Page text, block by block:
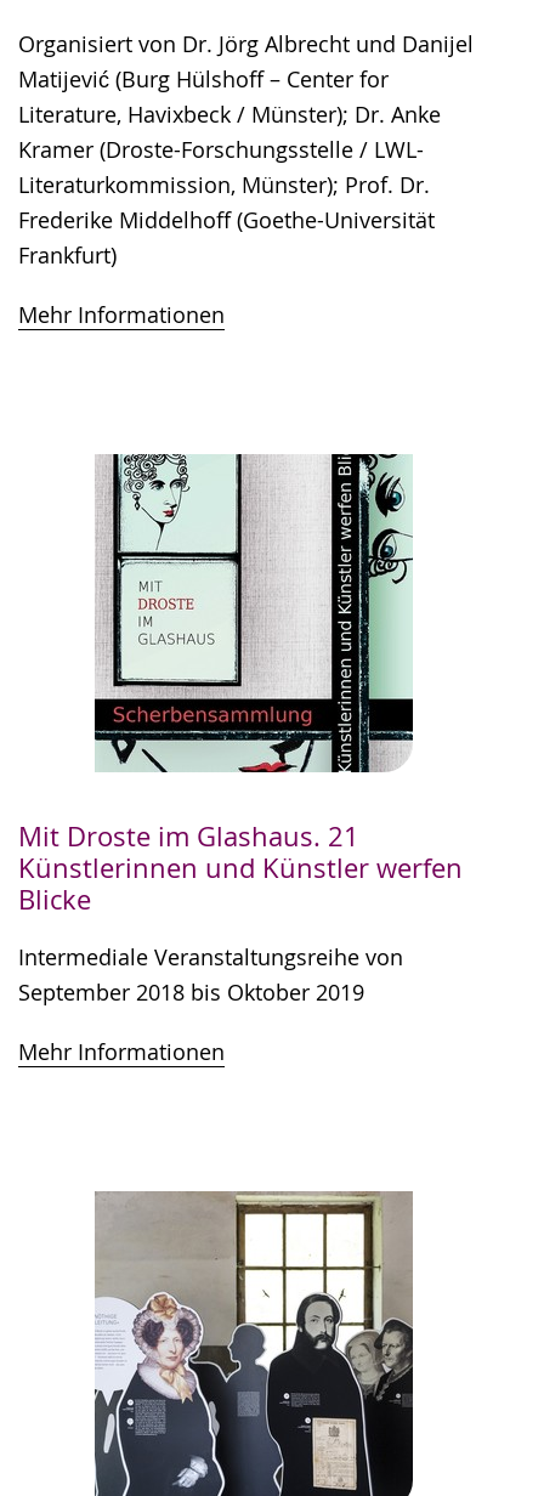
Organisiert von Dr. Jörg Albrecht und Danijel
Matijević (Burg Hülshoff – Center for
Literature, Havixbeck / Münster); Dr. Anke
Kramer (Droste-Forschungsstelle / LWL-
Literaturkommission, Münster); Prof. Dr.
Frederike Middelhoff (Goethe-Universität
Frankfurt)
Mehr Informationen
Mit Droste im Glashaus. 21
Künstlerinnen und Künstler werfen
Blicke
Intermediale Veranstaltungsreihe von
September 2018 bis Oktober 2019
Mehr Informationen